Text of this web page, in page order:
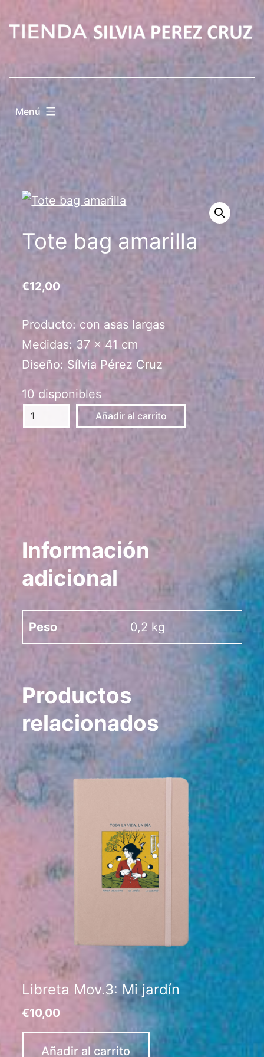
Menú
Tote bag amarilla
€12,00
Producto: con asas largas
Medidas: 37 x 41 cm
Diseño: Sílvia Pérez Cruz
10 disponibles
Tote
bag
Añadir al carrito
Información
adicional
Peso 0,2 kg
Productos
relacionados
Libreta Mov.3: Mi jardín
€10,00
Añadir al carrito